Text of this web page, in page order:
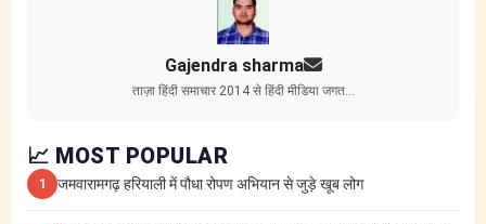
Gajendra sharma
ताज़ा हिंदी समाचार 2014 से हिंदी मीडिया जगत…
📈 MOST POPULAR
1 जमवारामगढ़ हरियाली में पौधा रोपण अभियान से जुड़े खूब लोग